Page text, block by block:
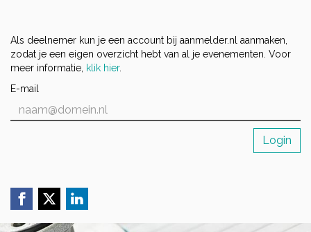
Als deelnemer kun je een account bij aanmelder.nl aanmaken,
zodat je een eigen overzicht hebt van al je evenementen. Voor
meer informatie, klik hier.
E-mail
Login